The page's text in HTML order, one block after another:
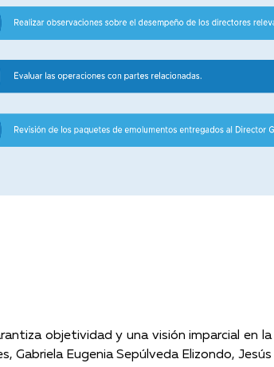
objetividad y una visión imparcial en
Eugenia Sepúlveda Elizondo, Jesús